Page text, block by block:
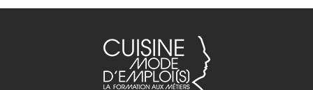
Facebook
TwitterLinkedIn
e-